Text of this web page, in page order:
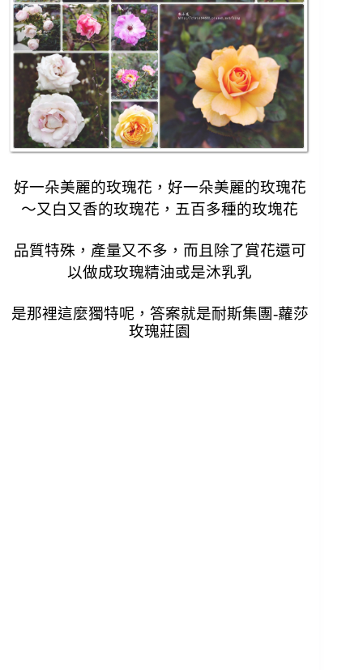
好一朵美麗的玫瑰花，好一朵美麗的玫瑰花
～又白又香的玫瑰花，五百多種的玫塊花
品質特殊，產量又不多，而且除了賞花還可
以做成玫瑰精油或是沐乳乳
是那裡這麼獨特呢， 答案就是耐斯集團-蘿莎
玫瑰莊園